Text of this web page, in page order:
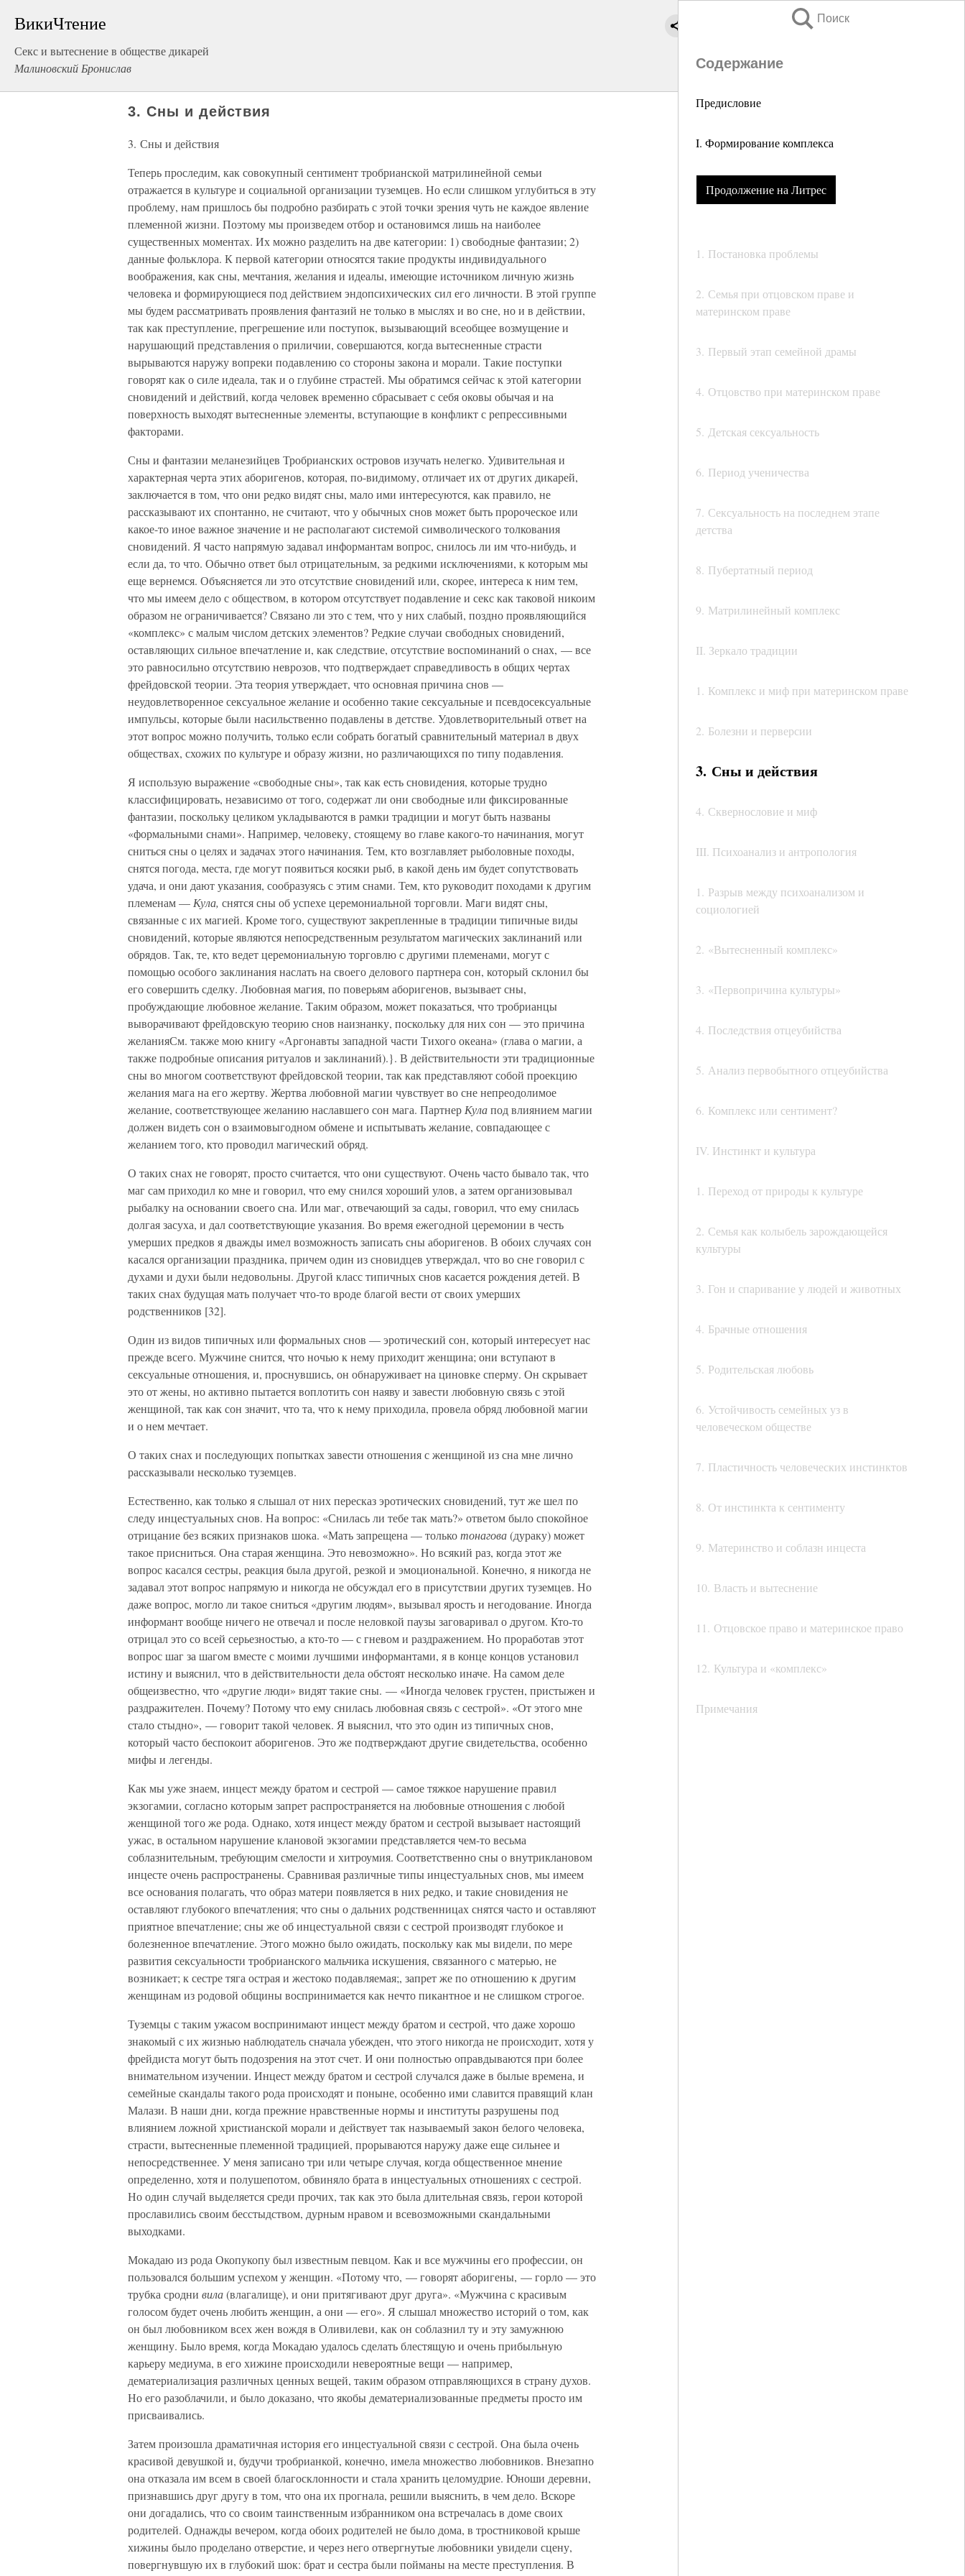
ВикиЧтение
Секс и вытеснение в обществе дикарей
Малиновский Бронислав
Поиск
Содержание
Предисловие
I. Формирование комплекса
Продолжение на Литрес
1. Постановка проблемы
2. Семья при отцовском праве и
материнском праве
3. Первый этап семейной драмы
4. Отцовство при материнском праве
5. Детская сексуальность
6. Период ученичества
7. Сексуальность на последнем этапе
детства
8. Пубертатный период
9. Матрилинейный комплекс
II. Зеркало традиции
1. Комплекс и миф при материнском праве
2. Болезни и перверсии
3. Сны и действия
4. Сквернословие и миф
III. Психоанализ и антропология
1. Разрыв между психоанализом и
социологией
2. «Вытесненный комплекс»
3. «Первопричина культуры»
4. Последствия отцеубийства
5. Анализ первобытного отцеубийства
6. Комплекс или сентимент?
IV. Инстинкт и культура
1. Переход от природы к культуре
2. Семья как колыбель зарождающейся
культуры
3. Гон и спаривание у людей и животных
4. Брачные отношения
5. Родительская любовь
6. Устойчивость семейных уз в
человеческом обществе
7. Пластичность человеческих инстинктов
8. От инстинкта к сентименту
9. Материнство и соблазн инцеста
10. Власть и вытеснение
11. Отцовское право и материнское право
12. Культура и «комплекс»
Примечания
3. Сны и действия
3. Сны и действия
Теперь проследим, как совокупный сентимент тробрианской матрилинейной семьи
отражается в культуре и социальной организации туземцев. Но если слишком углубиться в эту
проблему, нам пришлось бы подробно разбирать с этой точки зрения чуть не каждое явление
племенной жизни. Поэтому мы произведем отбор и остановимся лишь на наиболее
существенных моментах. Их можно разделить на две категории: 1) свободные фантазии; 2)
данные фольклора. К первой категории относятся такие продукты индивидуального
воображения, как сны, мечтания, желания и идеалы, имеющие источником личную жизнь
человека и формирующиеся под действием эндопсихических сил его личности. В этой группе
мы будем рассматривать проявления фантазий не только в мыслях и во сне, но и в действии,
так как преступление, прегрешение или поступок, вызывающий всеобщее возмущение и
нарушающий представления о приличии, совершаются, когда вытесненные страсти
вырываются наружу вопреки подавлению со стороны закона и морали. Такие поступки
говорят как о силе идеала, так и о глубине страстей. Мы обратимся сейчас к этой категории
сновидений и действий, когда человек временно сбрасывает с себя оковы обычая и на
поверхность выходят вытесненные элементы, вступающие в конфликт с репрессивными
факторами.
Сны и фантазии меланезийцев Тробрианских островов изучать нелегко. Удивительная и
характерная черта этих аборигенов, которая, по-видимому, отличает их от других дикарей,
заключается в том, что они редко видят сны, мало ими интересуются, как правило, не
рассказывают их спонтанно, не считают, что у обычных снов может быть пророческое или
какое-то иное важное значение и не располагают системой символического толкования
сновидений. Я часто напрямую задавал информантам вопрос, снилось ли им что-нибудь, и
если да, то что. Обычно ответ был отрицательным, за редкими исключениями, к которым мы
еще вернемся. Объясняется ли это отсутствие сновидений или, скорее, интереса к ним тем,
что мы имеем дело с обществом, в котором отсутствует подавление и секс как таковой никоим
образом не ограничивается? Связано ли это с тем, что у них слабый, поздно проявляющийся
«комплекс» с малым числом детских элементов? Редкие случаи свободных сновидений,
оставляющих сильное впечатление и, как следствие, отсутствие воспоминаний о снах, — все
это равносильно отсутствию неврозов, что подтверждает справедливость в общих чертах
фрейдовской теории. Эта теория утверждает, что основная причина снов —
неудовлетворенное сексуальное желание и особенно такие сексуальные и псевдосексуальные
импульсы, которые были насильственно подавлены в детстве. Удовлетворительный ответ на
этот вопрос можно получить, только если собрать богатый сравнительный материал в двух
обществах, схожих по культуре и образу жизни, но различающихся по типу подавления.
Я использую выражение «свободные сны», так как есть сновидения, которые трудно
классифицировать, независимо от того, содержат ли они свободные или фиксированные
фантазии, поскольку целиком укладываются в рамки традиции и могут быть названы
«формальными снами». Например, человеку, стоящему во главе какого-то начинания, могут
сниться сны о целях и задачах этого начинания. Тем, кто возглавляет рыболовные походы,
снятся погода, места, где могут появиться косяки рыб, в какой день им будет сопутствовать
удача, и они дают указания, сообразуясь с этим снами. Тем, кто руководит походами к другим
племенам — Кула, снятся сны об успехе церемониальной торговли. Маги видят сны,
связанные с их магией. Кроме того, существуют закрепленные в традиции типичные виды
сновидений, которые являются непосредственным результатом магических заклинаний или
обрядов. Так, те, кто ведет церемониальную торговлю с другими племенами, могут с
помощью особого заклинания наслать на своего делового партнера сон, который склонил бы
его совершить сделку. Любовная магия, по поверьям аборигенов, вызывает сны,
пробуждающие любовное желание. Таким образом, может показаться, что тробрианцы
выворачивают фрейдовскую теорию снов наизнанку, поскольку для них сон — это причина
желанияСм. также мою книгу «Аргонавты западной части Тихого океана» (глава о магии, а
также подробные описания ритуалов и заклинаний).}. В действительности эти традиционные
сны во многом соответствуют фрейдовской теории, так как представляют собой проекцию
желания мага на его жертву. Жертва любовной магии чувствует во сне непреодолимое
желание, соответствующее желанию наславшего сон мага. Партнер Кулапод влиянием магии
должен видеть сон о взаимовыгодном обмене и испытывать желание, совпадающее с
желанием того, кто проводил магический обряд.
О таких снах не говорят, просто считается, что они существуют. Очень часто бывало так, что
маг сам приходил ко мне и говорил, что ему снился хороший улов, а затем организовывал
рыбалку на основании своего сна. Или маг, отвечающий за сады, говорил, что ему снилась
долгая засуха, и дал соответствующие указания. Во время ежегодной церемонии в честь
умерших предков я дважды имел возможность записать сны аборигенов. В обоих случаях сон
касался организации праздника, причем один из сновидцев утверждал, что во сне говорил с
духами и духи были недовольны. Другой класс типичных снов касается рождения детей. В
таких снах будущая мать получает что-то вроде благой вести от своих умерших
родственников [32].
Один из видов типичных или формальных снов — эротический сон, который интересует нас
прежде всего. Мужчине снится, что ночью к нему приходит женщина; они вступают в
сексуальные отношения, и, проснувшись, он обнаруживает на циновке сперму. Он скрывает
это от жены, но активно пытается воплотить сон наяву и завести любовную связь с этой
женщиной, так как сон значит, что та, что к нему приходила, провела обряд любовной магии
и о нем мечтает.
О таких снах и последующих попытках завести отношения с женщиной из сна мне лично
рассказывали несколько туземцев.
Естественно, как только я слышал от них пересказ эротических сновидений, тут же шел по
следу инцестуальных снов. На вопрос: «Снилась ли тебе так мать?» ответом было спокойное
отрицание без всяких признаков шока. «Мать запрещена — толькотонагова(дураку) может
такое присниться. Она старая женщина. Это невозможно». Но всякий раз, когда этот же
вопрос касался сестры, реакция была другой, резкой и эмоциональной. Конечно, я никогда не
задавал этот вопрос напрямую и никогда не обсуждал его в присутствии других туземцев. Но
даже вопрос, могло ли такое сниться «другим людям», вызывал ярость и негодование. Иногда
информант вообще ничего не отвечал и после неловкой паузы заговаривал о другом. Кто-то
отрицал это со всей серьезностью, а кто-то — с гневом и раздражением. Но проработав этот
вопрос шаг за шагом вместе с моими лучшими информантами, я в конце концов установил
истину и выяснил, что в действительности дела обстоят несколько иначе. На самом деле
общеизвестно, что «другие люди» видят такие сны. — «Иногда человек грустен, пристыжен и
раздражителен. Почему? Потому что ему снилась любовная связь с сестрой». «От этого мне
стало стыдно», — говорит такой человек. Я выяснил, что это один из типичных снов,
который часто беспокоит аборигенов. Это же подтверждают другие свидетельства, особенно
мифы и легенды.
Как мы уже знаем, инцест между братом и сестрой — самое тяжкое нарушение правил
экзогамии, согласно которым запрет распространяется на любовные отношения с любой
женщиной того же рода. Однако, хотя инцест между братом и сестрой вызывает настоящий
ужас, в остальном нарушение клановой экзогамии представляется чем-то весьма
соблазнительным, требующим смелости и хитроумия. Соответственно сны о внутриклановом
инцесте очень распространены. Сравнивая различные типы инцестуальных снов, мы имеем
все основания полагать, что образ матери появляется в них редко, и такие сновидения не
оставляют глубокого впечатления; что сны о дальних родственницах снятся часто и оставляют
приятное впечатление; сны же об инцестуальной связи с сестрой производят глубокое и
болезненное впечатление. Этого можно было ожидать, поскольку как мы видели, по мере
развития сексуальности тробрианского мальчика искушения, связанного с матерью, не
возникает; к сестре тяга острая и жестоко подавляемая;, запрет же по отношению к другим
женщинам из родовой общины воспринимается как нечто пикантное и не слишком строгое.
Туземцы с таким ужасом воспринимают инцест между братом и сестрой, что даже хорошо
знакомый с их жизнью наблюдатель сначала убежден, что этого никогда не происходит, хотя у
фрейдиста могут быть подозрения на этот счет. И они полностью оправдываются при более
внимательном изучении. Инцест между братом и сестрой случался даже в былые времена, и
семейные скандалы такого рода происходят и поныне, особенно ими славится правящий клан
Малази. В наши дни, когда прежние нравственные нормы и институты разрушены под
влиянием ложной христианской морали и действует так называемый закон белого человека,
страсти, вытесненные племенной традицией, прорываются наружу даже еще сильнее и
непосредственнее. У меня записано три или четыре случая, когда общественное мнение
определенно, хотя и полушепотом, обвиняло брата в инцестуальных отношениях с сестрой.
Но один случай выделяется среди прочих, так как это была длительная связь, герои которой
прославились своим бесстыдством, дурным нравом и всевозможными скандальными
выходками.
Мокадаю из рода Окопукопу был известным певцом. Как и все мужчины его профессии, он
пользовался большим успехом у женщин. «Потому что, — говорят аборигены, — горло — это
трубка сродни вила(влагалище), и они притягивают друг друга». «Мужчина с красивым
голосом будет очень любить женщин, а они — его». Я слышал множество историй о том, как
он был любовником всех жен вождя в Оливилеви, как он соблазнил ту и эту замужнюю
женщину. Было время, когда Мокадаю удалось сделать блестящую и очень прибыльную
карьеру медиума, в его хижине происходили невероятные вещи — например,
дематериализация различных ценных вещей, таким образом отправляющихся в страну духов.
Но его разоблачили, и было доказано, что якобы дематериализованные предметы просто им
присваивались.
Затем произошла драматичная история его инцестуальной связи с сестрой. Она была очень
красивой девушкой и, будучи тробрианкой, конечно, имела множество любовников. Внезапно
она отказала им всем в своей благосклонности и стала хранить целомудрие. Юноши деревни,
признавшись друг другу в том, что она их прогнала, решили выяснить, в чем дело. Вскоре
они догадались, что со своим таинственным избранником она встречалась в доме своих
родителей. Однажды вечером, когда обоих родителей не было дома, в тростниковой крыше
хижины было проделано отверстие, и через него отвергнутые любовники увидели сцену,
повергнувшую их в глубокий шок: брат и сестра были пойманы на месте преступления. В